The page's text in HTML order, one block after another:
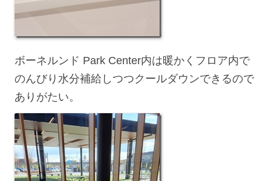
ボーネルンド Park Center内は暖かくフロア内で
のんびり水分補給しつつクールダウンできるので
ありがたい。